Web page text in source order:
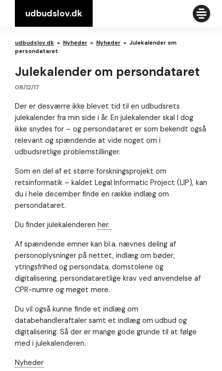
udbudslov.dk
udbudslov.dk » Nyheder » Nyheder » Julekalender om
persondataret
Julekalender om persondataret
08/12/17
Der er desværre ikke blevet tid til en udbudsrets
julekalender fra min side i år. En julekalender skal I dog
ikke snydes for – og persondataret er som bekendt også
relevant og spændende at vide noget om i
udbudsretlige problemstillinger.
Som en del af et større forskningsprojekt om
retsinformatik – kaldet Legal Informatic Project (LIP), kan
du i hele december finde en række indlæg om
persondataret.
Du finder julekalenderen her.
Af spændende emner kan bl.a. nævnes deling af
personoplysninger på nettet, indlæg om bøder,
ytringsfrihed og persondata, domstolene og
digitalisering, persondataretlige krav ved anvendelse af
CPR-numre og meget mere.
Du vil også kunne finde et indlæg om
databehandleraftaler samt et indlæg om udbud og
digitalisering. Så der er mange gode grunde til at følge
med i julekalenderen.
Nyheder
Nødvendig
cookies hjælper
med at gøre en
hjemmeside
brugbar ved at
aktivere
grundlæggende
funktioner
såsom side-
navigation og
adgang til sikre
områder af
hjemmesiden.
Hjemmesiden
fungere